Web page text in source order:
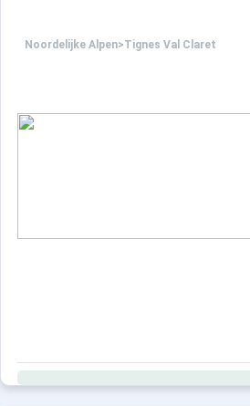
Noordelijke Alpen>Tignes Val Claret